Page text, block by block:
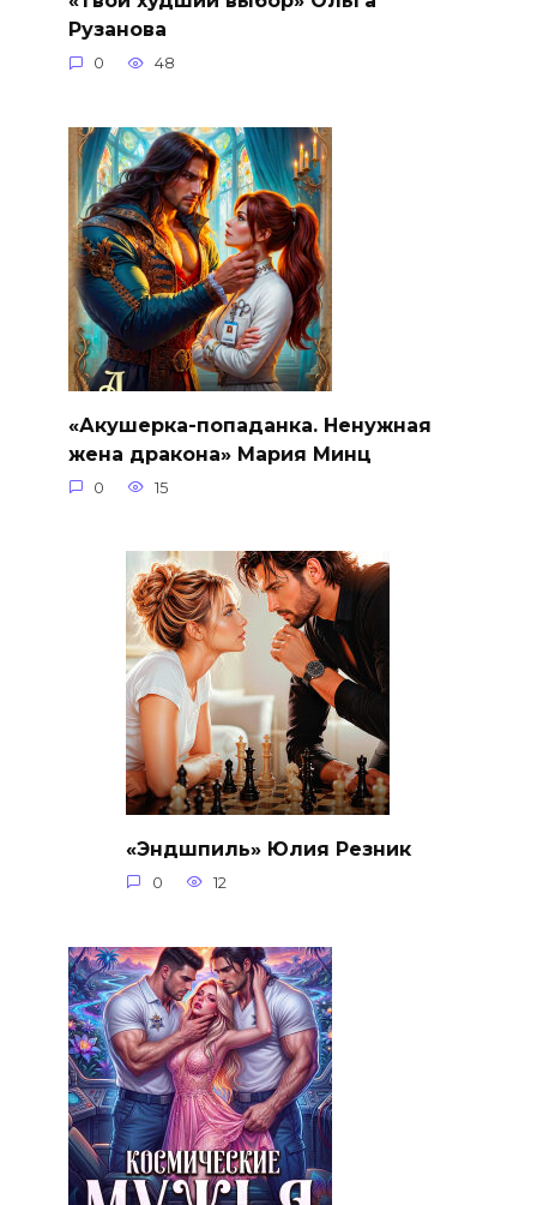
Рузанова
0 48
«Акушерка-попаданка. Ненужная
жена дракона» Мария Минц
0 15
«Эндшпиль» Юлия Резник
0 12